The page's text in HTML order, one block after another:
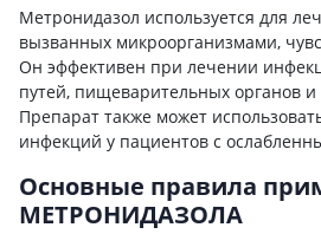
Метронидазол используется для
вызванных микроорганизмами,
Он эффективен при лечении
путей, пищеварительных органов и
Препарат также может
инфекций у пациентов с
Основные правила
МЕТРОНИДАЗОЛА